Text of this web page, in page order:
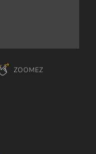
ZOOMEZ